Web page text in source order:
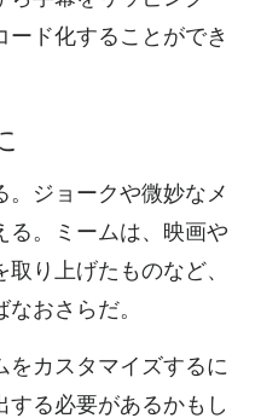
ード化することができ
ジョークや微妙なメ
る。ミームは、映画や
り上げたものなど、
おさらだ。
をカスタマイズするに
する必要があるかもし